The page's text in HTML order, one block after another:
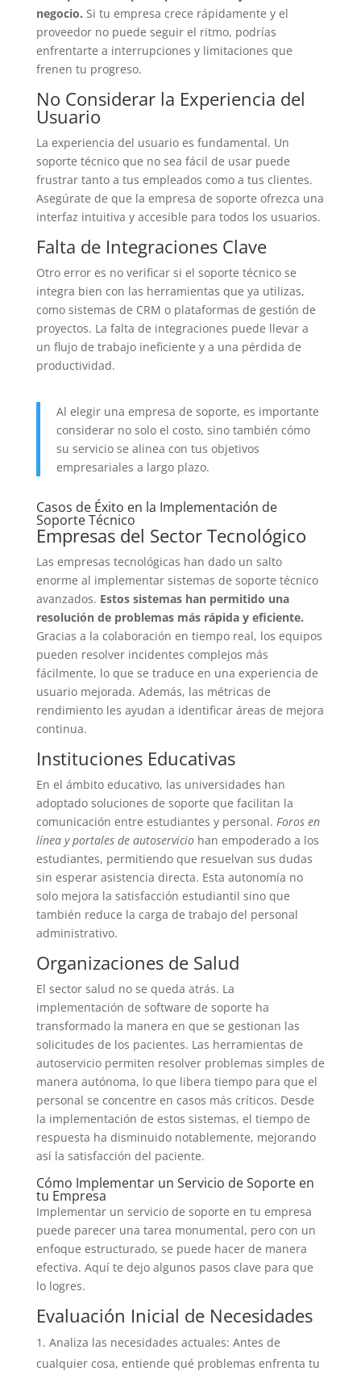
negocio. Si tu empresa crece rápidamente y el
proveedor no puede seguir el ritmo, podrías
enfrentarte a interrupciones y limitaciones que
frenen tu progreso.
No Considerar la Experiencia del
Usuario
La experiencia del usuario es fundamental. Un
soporte técnico que no sea fácil de usar puede
frustrar tanto a tus empleados como a tus clientes.
Asegúrate de que la empresa de soporte ofrezca una
interfaz intuitiva y accesible para todos los usuarios.
Falta de Integraciones Clave
Otro error es no verificar si el soporte técnico se
integra bien con las herramientas que ya utilizas,
como sistemas de CRM o plataformas de gestión de
proyectos. La falta de integraciones puede llevar a
un flujo de trabajo ineficiente y a una pérdida de
productividad.
Al elegir una empresa de soporte, es importante
considerar no solo el costo, sino también cómo
su servicio se alinea con tus objetivos
empresariales a largo plazo.
Casos de Éxito en la Implementación de
Soporte Técnico
Empresas del Sector Tecnológico
Las empresas tecnológicas han dado un salto
enorme al implementar sistemas de soporte técnico
avanzados. Estos sistemas han permitido una
resolución de problemas más rápida y eficiente.
Gracias a la colaboración en tiempo real, los equipos
pueden resolver incidentes complejos más
fácilmente, lo que se traduce en una experiencia de
usuario mejorada. Además, las métricas de
rendimiento les ayudan a identificar áreas de mejora
continua.
Instituciones Educativas
En el ámbito educativo, las universidades han
adoptado soluciones de soporte que facilitan la
comunicación entre estudiantes y personal. Foros en
línea y portales de autoserviciohan empoderado a los
estudiantes, permitiendo que resuelvan sus dudas
sin esperar asistencia directa. Esta autonomía no
solo mejora la satisfacción estudiantil sino que
también reduce la carga de trabajo del personal
administrativo.
Organizaciones de Salud
El sector salud no se queda atrás. La
implementación de software de soporte ha
transformado la manera en que se gestionan las
solicitudes de los pacientes. Las herramientas de
autoservicio permiten resolver problemas simples de
manera autónoma, lo que libera tiempo para que el
personal se concentre en casos más críticos. Desde
la implementación de estos sistemas, el tiempo de
respuesta ha disminuido notablemente, mejorando
así la satisfacción del paciente.
Cómo Implementar un Servicio de Soporte en
tu Empresa
Implementar un servicio de soporte en tu empresa
puede parecer una tarea monumental, pero con un
enfoque estructurado, se puede hacer de manera
efectiva. Aquí te dejo algunos pasos clave para que
lo logres.
Evaluación Inicial de Necesidades
Analiza las necesidades actuales: Antes de
cualquier cosa, entiende qué problemas enfrenta tu